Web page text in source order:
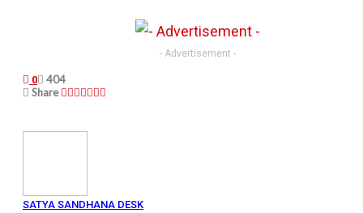
- Advertisement -
0
404
Share
SATYA SANDHANA DESK